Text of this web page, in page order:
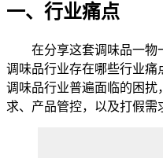
一、行业痛点
在分享这套调味品一物
调味品行业存在哪些行业
调味品行业普遍面临的困
求、产品管控，以及打假需